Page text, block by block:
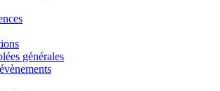
générales